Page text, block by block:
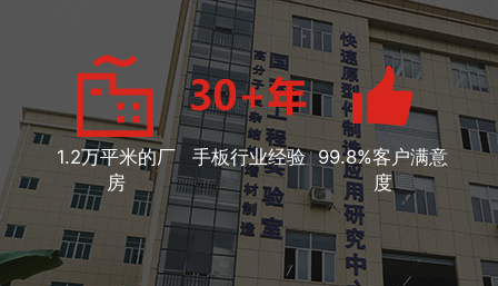
1.2万平米的厂
房
手板行业经验 99.8%客户满意
度